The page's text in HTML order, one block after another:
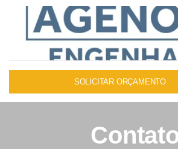
SOLICITAR ORÇAMENTO